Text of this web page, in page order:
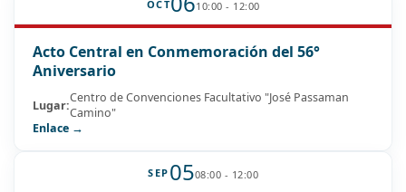
OCT 10:00 - 12:00
Acto Central en Conmemoración del 56°
Aniversario
Lugar:Centro de Convenciones Facultativo "José Passaman
Camino"
Enlace →
SEP 0508:00 - 12:00